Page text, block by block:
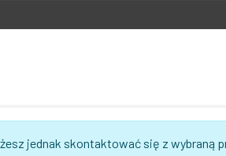
jednak skontaktować się z wybraną